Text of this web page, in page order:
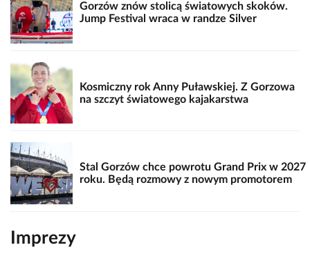
Gorzów znów stolicą światowych skoków.
Jump Festival wraca w randze Silver
Kosmiczny rok Anny Puławskiej. Z Gorzowa
na szczyt światowego kajakarstwa
Stal Gorzów chce powrotu Grand Prix w 2027
roku. Będą rozmowy z nowym promotorem
Imprezy